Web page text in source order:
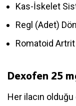
Kas-İskelet
Regl (Adet)
Romatoid Artrit
Dexofen 25
Her ilacın olduğu